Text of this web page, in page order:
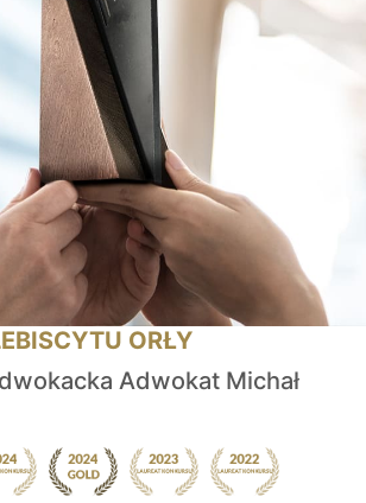
ORŁY
Adwokat Michał